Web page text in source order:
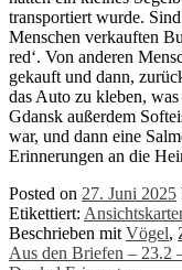
transportiert wurde.
Menschen verkauften
red‘. Von anderen
gekauft und dann,
das Auto zu kleben,
Gdansk außerdem
war, und dann eine
Erinnerungen an die
Posted on 27. Juni 2025
Etikettiert:
Beschrieben mit Vögel,
Post
Aus den Briefen – 23.2